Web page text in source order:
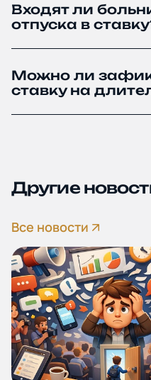
Входят ли
отпуска в
Можно ли
ставку на
Другие
Все новости